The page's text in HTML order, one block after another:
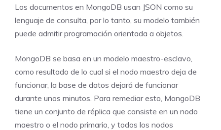
Los documentos en MongoDB usan JSON como su
lenguaje de consulta, por lo tanto, su modelo también
puede admitir programación orientada a objetos.
MongoDB se basa en un modelo maestro-esclavo,
como resultado de lo cual si el nodo maestro deja de
funcionar, la base de datos dejará de funcionar
durante unos minutos. Para remediar esto, MongoDB
tiene un conjunto de réplica que consiste en un nodo
maestro o el nodo primario, y todos los nodos